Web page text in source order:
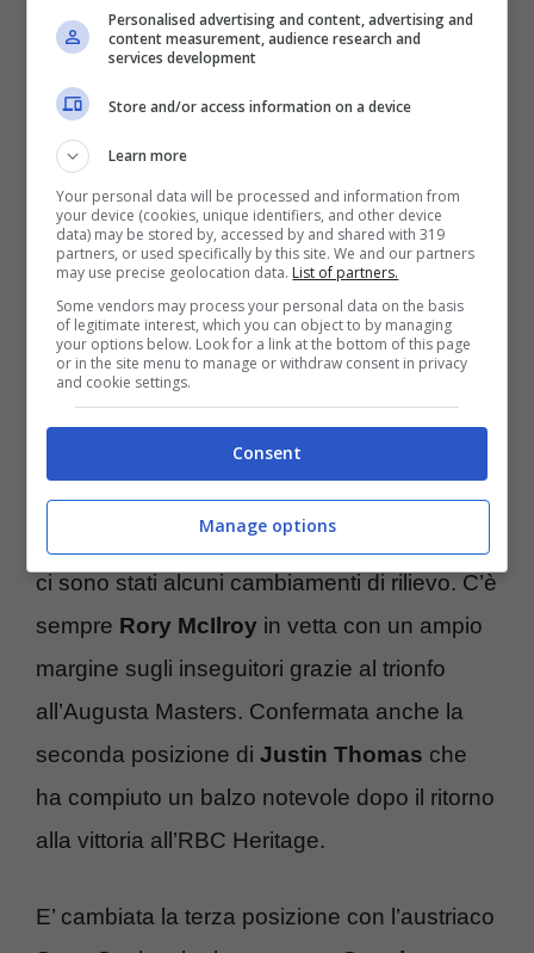
stagione nel quale è stato sconfitto al playoff
da Justin Thomas. Risultati che hanno
permesso a Novak di compiere un balzo
importante nella FedEx Cup.
Che balzo in FedEx Cup:
c’è una new entry in top ten
Con i punti conquistati allo Zurich Classic,
Novak ha guadagnato ben nove posizioni
in graduatoria e attualmente occupa il sesto
posto nella classifica FedEx con 1,380 punti.
L’americano è vicinissimo alla top five dove
ci sono stati alcuni cambiamenti di rilievo. C’è
sempre Rory McIlroy in vetta con un ampio
margine sugli inseguitori grazie al trionfo
all’Augusta Masters. Confermata anche la
seconda posizione di Justin Thomas che
ha compiuto un balzo notevole dopo il ritorno
alla vittoria all’RBC Heritage.
E’ cambiata la terza posizione con l’austriaco
Personalised advertising and content, advertising and
content measurement, audience research and
services development
Store and/or access information on a device
Learn more
Your personal data will be processed and information from
your device (cookies, unique identifiers, and other device
data) may be stored by, accessed by and shared with 319
partners, or used specifically by this site. We and our partners
may use precise geolocation data. List of partners.
Some vendors may process your personal data on the basis
of legitimate interest, which you can object to by managing
your options below. Look for a link at the bottom of this page
or in the site menu to manage or withdraw consent in privacy
and cookie settings.
Consent
Manage options